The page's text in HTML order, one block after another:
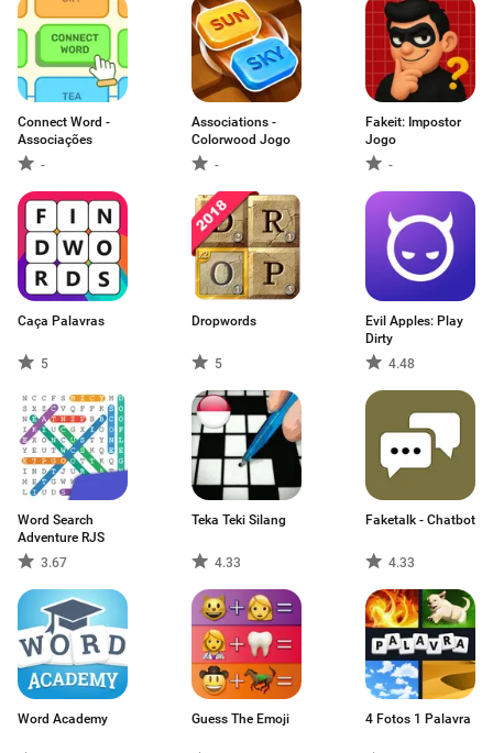
Connect Word -
Associações
-
Associations -
Colorwood Jogo
-
Fakeit: Impostor
Jogo
-
Caça Palavras
5
Dropwords
5
Evil Apples: Play
Dirty
4.48
Word Search
Adventure RJS
3.67
Teka Teki Silang
4.33
Faketalk - Chatbot
4.33
Word Academy Guess The Emoji 4 Fotos 1 Palavra